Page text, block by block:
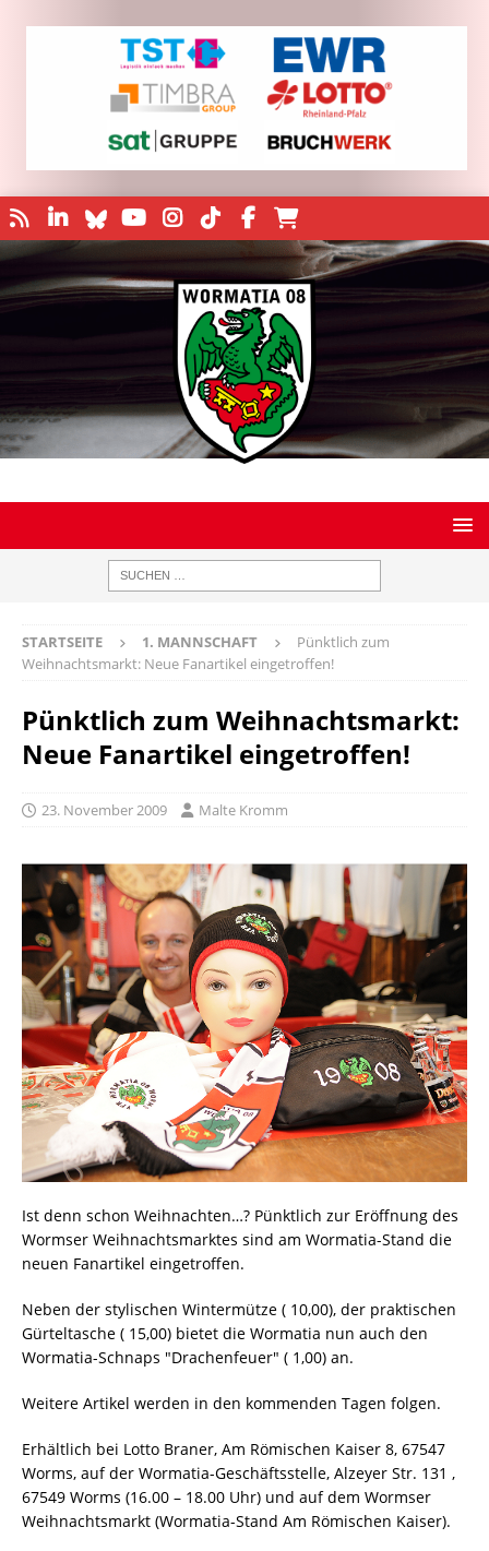
STARTSEITE 1. MANNSCHAFT
Pünktlich zum
Weihnachtsmarkt: Neue Fanartikel eingetroffen!
Pünktlich zum Weihnachtsmarkt:
Neue Fanartikel eingetroffen!
23. November 2009 Malte Kromm
Ist denn schon Weihnachten…? Pünktlich zur Eröffnung des
Wormser Weihnachtsmarktes sind am Wormatia-Stand die
neuen Fanartikel eingetroffen.
Neben der stylischen Wintermütze ( 10,00), der praktischen
Gürteltasche ( 15,00) bietet die Wormatia nun auch den
Wormatia-Schnaps "Drachenfeuer" ( 1,00) an.
Weitere Artikel werden in den kommenden Tagen folgen.
Erhältlich bei Lotto Braner, Am Römischen Kaiser 8, 67547
Worms, auf der Wormatia-Geschäftsstelle, Alzeyer Str. 131 ,
67549 Worms (16.00 – 18.00 Uhr) und auf dem Wormser
Weihnachtsmarkt (Wormatia-Stand Am Römischen Kaiser).